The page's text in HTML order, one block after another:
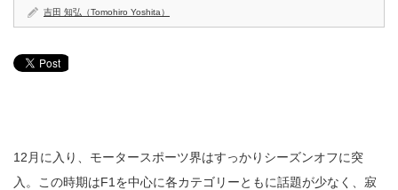
吉田 知弘（Tomohiro Yoshita）
12月に入り、モータースポーツ界はすっかりシーズンオフに突
入。この時期はF1を中心に各カテゴリーともに話題が少なく、寂